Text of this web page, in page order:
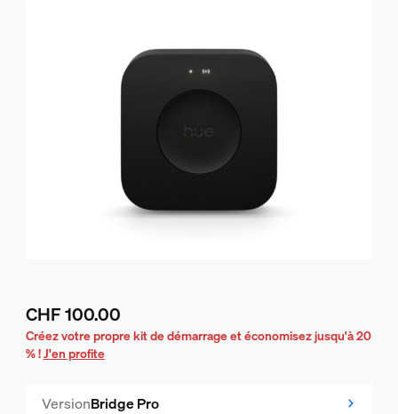
Le prix actuel est CHF 100.00
CHF 100.00
Créez votre propre kit de démarrage et économisez jusqu'à 20
% !J'en profite
VersionBridge Pro